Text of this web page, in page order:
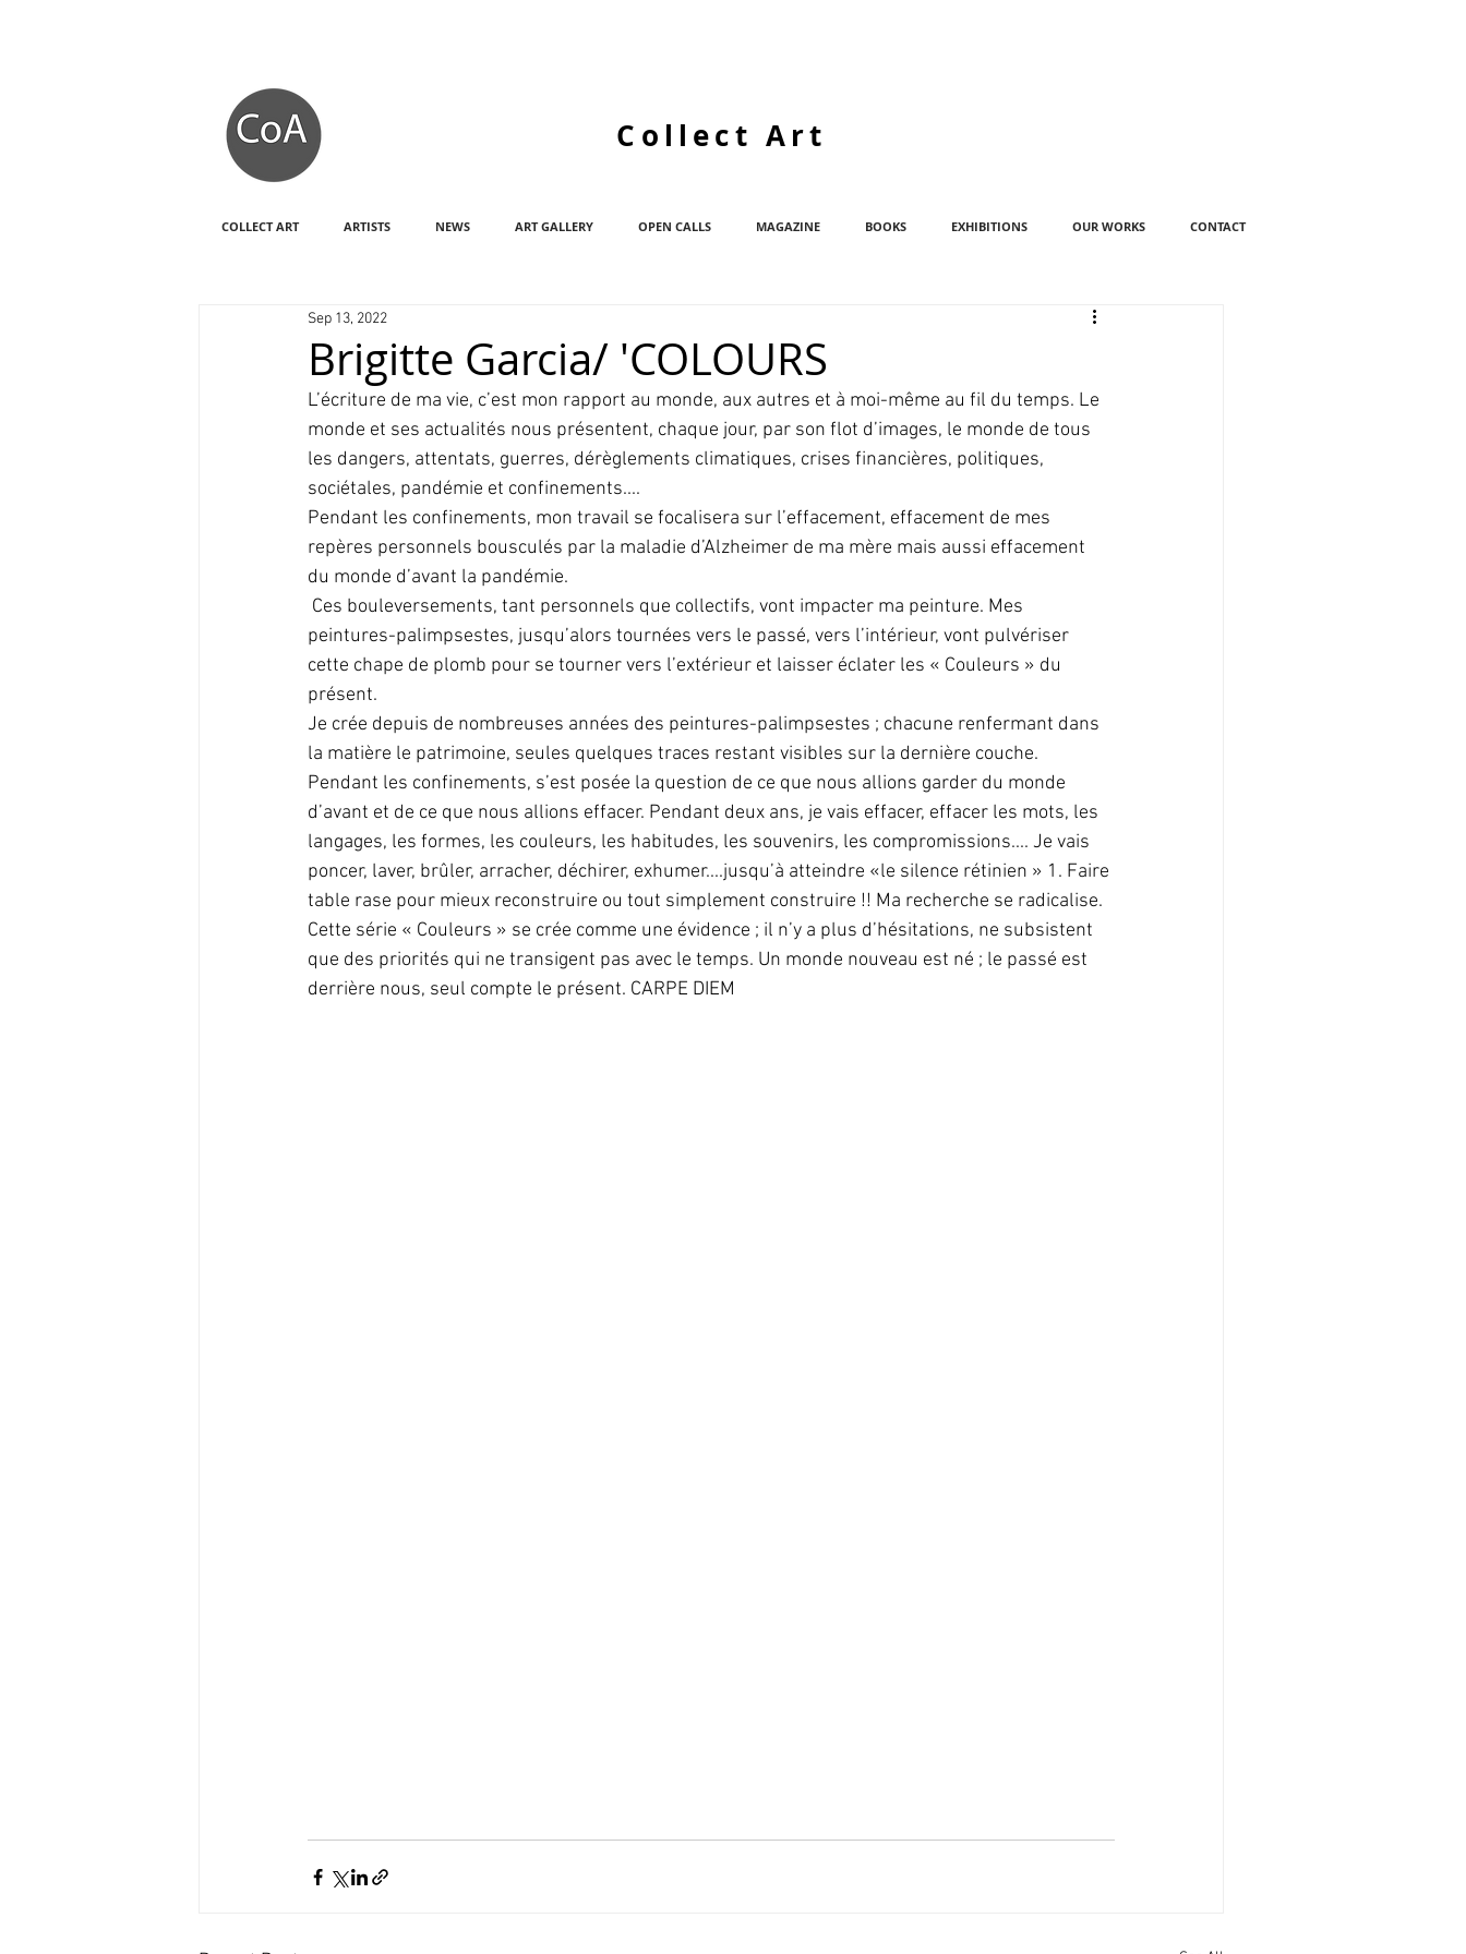
Collect Art
COLLECT ART ARTISTS NEWS ART GALLERY OPEN CALLS MAGAZINE BOOKS EXHIBITIONS OUR WORKS CONTACT
Brigitte Garcia/ 'COLOURS
Sep 13, 2022
L’écriture de ma vie, c’est mon rapport au monde, aux autres et à moi-même au fil du temps. Le
monde et ses actualités nous présentent, chaque jour, par son flot d’images, le monde de tous
les dangers, attentats, guerres, dérèglements climatiques, crises financières, politiques,
sociétales, pandémie et confinements....
Pendant les confinements, mon travail se focalisera sur l’effacement, effacement de mes
repères personnels bousculés par la maladie d’Alzheimer de ma mère mais aussi effacement
du monde d’avant la pandémie.
peintures-palimpsestes, jusqu’alors tournées vers le passé, vers l’intérieur, vont pulvériser
cette chape de plomb pour se tourner vers l’extérieur et laisser éclater les « Couleurs » du
présent.
Je crée depuis de nombreuses années des peintures-palimpsestes ; chacune renfermant dans
la matière le patrimoine, seules quelques traces restant visibles sur la dernière couche.
Pendant les confinements, s’est posée la question de ce que nous allions garder du monde
d’avant et de ce que nous allions effacer. Pendant deux ans, je vais effacer, effacer les mots, les
langages, les formes, les couleurs, les habitudes, les souvenirs, les compromissions.... Je vais
poncer, laver, brûler, arracher, déchirer, exhumer....jusqu’à atteindre «le silence rétinien » 1. Faire
table rase pour mieux reconstruire ou tout simplement construire !! Ma recherche se radicalise.
Cette série « Couleurs » se crée comme une évidence ; il n’y a plus d’hésitations, ne subsistent
que des priorités qui ne transigent pas avec le temps. Un monde nouveau est né ; le passé est
derrière nous, seul compte le présent. CARPE DIEM